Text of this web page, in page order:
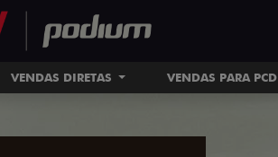
VENDAS DIRETAS VENDAS PARA PCD